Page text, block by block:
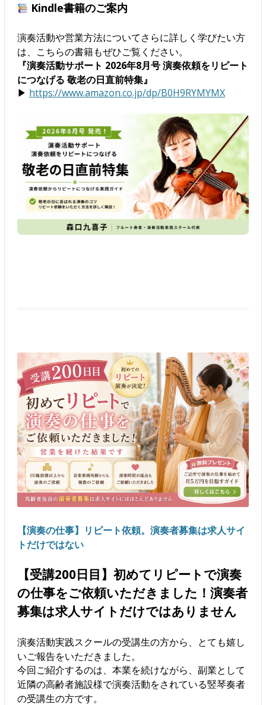
Kindle書籍のご案内
演奏活動や営業方法についてさらに詳しく学びたい方
は、こちらの書籍もぜひご覧ください。
『演奏活動サポート 2026年8月号 演奏依頼をリピート
につなげる 敬老の日直前特集』
▶ https://www.amazon.co.jp/dp/B0H9RYMYMX
【演奏の仕事】リピート依頼。演奏者募集は求人サイ
トだけではない
【受講200日目】初めてリピートで演奏
の仕事をご依頼いただきました！演奏者
募集は求人サイトだけではありません
演奏活動実践スクールの受講生の方から、とても嬉し
いご報告をいただきました。
今回ご紹介するのは、本業を続けながら、副業として
近隣の高齢者施設様で演奏活動をされている竪琴奏者
の受講生の方です。